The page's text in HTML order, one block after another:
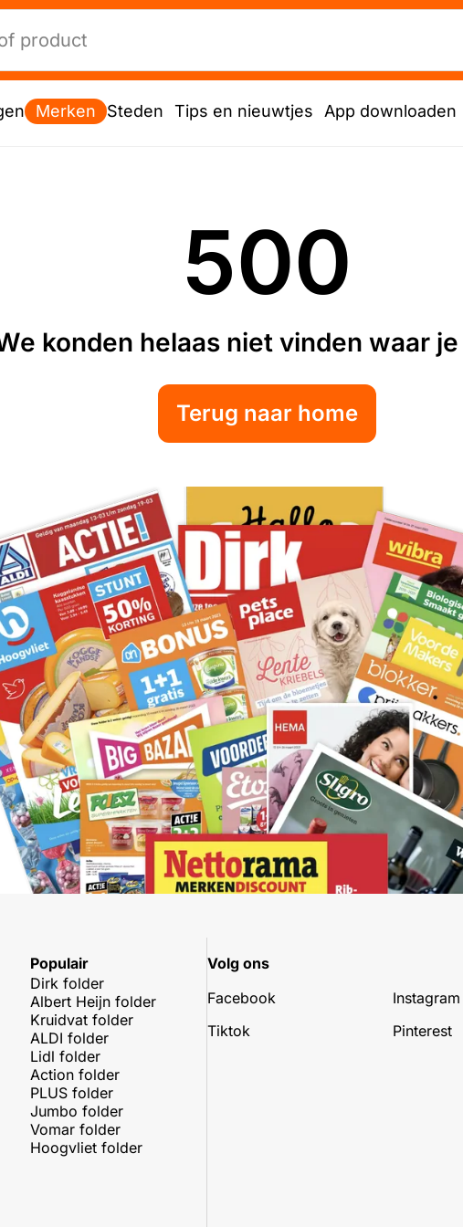
Merken Steden Tips en nieuwtjes App downloaden
500
konden helaas niet vinden waar
Terug naar home
Populair
Dirk folder
Albert Heijn folder
Kruidvat folder
ALDI folder
Lidl folder
Action folder
PLUS folder
Jumbo folder
Vomar folder
Hoogvliet folder
Volg ons
Facebook
Instagram
Tiktok
Pinterest